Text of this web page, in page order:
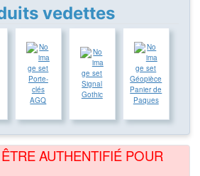
vedettes
Porte-
clés
AGQ
Signal
Gothic
Géopièce
Panier de
Paques
AUTHENTIFIÉ POUR